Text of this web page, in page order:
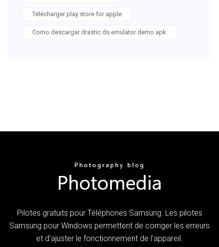
Télécharger play store for apple
Como descargar drastic ds emulator demo apk
Pilotes gratuits pour Téléphones Samsung. Les pilotes
Samsung pour Windows permettent de corriger les erreurs
et d'ajuster le fonctionnement de l'appareil.